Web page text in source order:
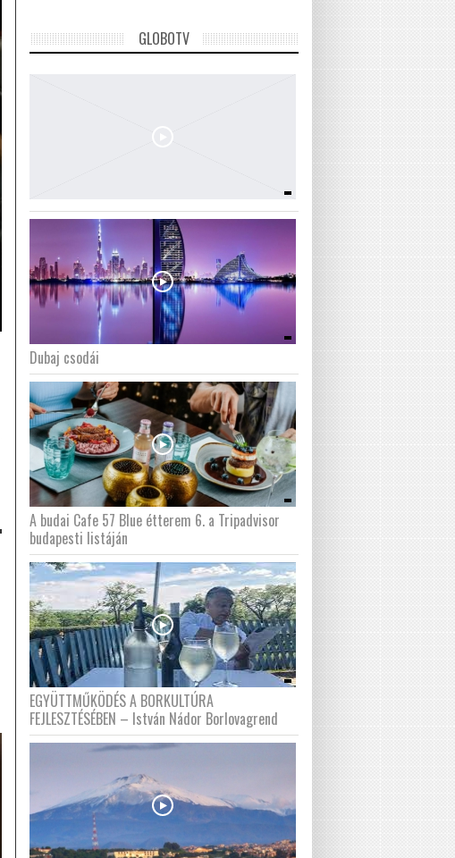
GLOBOTV
Dubaj csodái
A budai Cafe 57 Blue étterem 6. a Tripadvisor
budapesti listáján
EGYÜTTMŰKÖDÉS A BORKULTÚRA
FEJLESZTÉSÉBEN – István Nádor Borlovagrend